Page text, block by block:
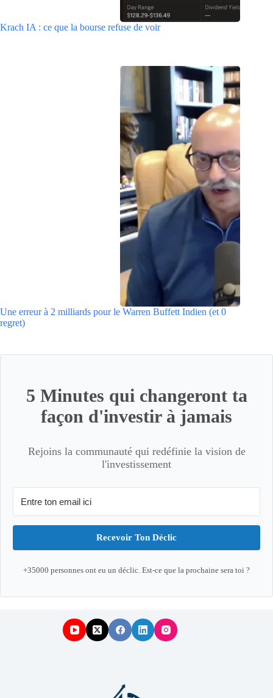
Krach IA : ce que la bourse refuse de voir
Une erreur à 2 milliards pour le Warren Buffett Indien (et 0
regret)
5 Minutes qui changeront ta
façon d'investir à jamais
Rejoins la communauté qui redéfinie la vision de
l'investissement
Recevoir Ton Déclic
+35000 personnes ont eu un déclic. Est-ce que la prochaine sera toi ?